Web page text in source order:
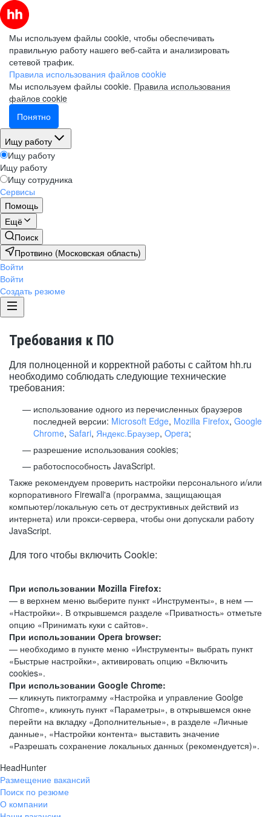
Мы используем файлы cookie, чтобы обеспечивать
правильную работу нашего веб-сайта и анализировать
сетевой трафик.
Правила использования файлов cookie
Мы используем файлы cookie. Правила использования
файлов cookie
Понятно
Ищу работу
Ищу работу
Ищу работу
Ищу сотрудника
Сервисы
Помощь
Ещё
Поиск
Протвино (Московская область)
Войти
Войти
Создать резюме
Требования к ПО
Для полноценной и корректной работы с сайтом hh.ru
необходимо соблюдать следующие технические
требования:
использование одного из перечисленных браузеров
последней версии: Microsoft Edge, Mozilla Firefox, Google
Chrome, Safari, Яндекс.Браузер, Opera;
разрешение использования cookies;
работоспособность JavaScript.
Также рекомендуем проверить настройки персонального и/или
корпоративного Firewall'a (программа, защищающая
компьютер/локальную сеть от деструктивных действий из
интернета) или прокси-сервера, чтобы они допускали работу
JavaScript.
Для того чтобы включить Cookie:
При использовании Mozilla Firefox:
— в верхнем меню выберите пункт «Инструменты», в нем —
«Настройки». В открывшемся разделе «Приватность» отметьте
опцию «Принимать куки с сайтов».
При использовании Opera browser:
— необходимо в пункте меню «Инструменты» выбрать пункт
«Быстрые настройки», активировать опцию «Включить
cookies».
При использовании Google Chrome:
— кликнуть пиктограмму «Настройка и управление Goolge
Chrome», кликнуть пункт «Параметры», в открывшемся окне
перейти на вкладку «Дополнительные», в разделе «Личные
данные», «Настройки контента» выставить значение
«Разрешать сохранение локальных данных (рекомендуется)».
HeadHunter
Размещение вакансий
Поиск по резюме
О компании